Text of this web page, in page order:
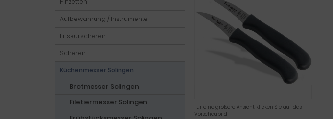
Für eine größere Ansicht klicken Sie auf das
Vorschaubild
Pinzetten
Aufbewahrung / Instrumente
Friseurscheren
Scheren
Küchenmesser Solingen
Brotmesser Solingen
Filetiermesser Solingen